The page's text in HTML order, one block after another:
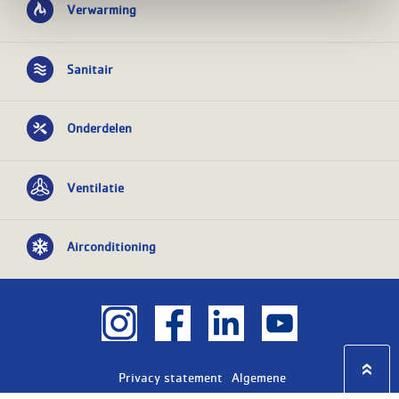
Verwarming
Sanitair
Onderdelen
Ventilatie
Airconditioning
Privacy statement
Algemene